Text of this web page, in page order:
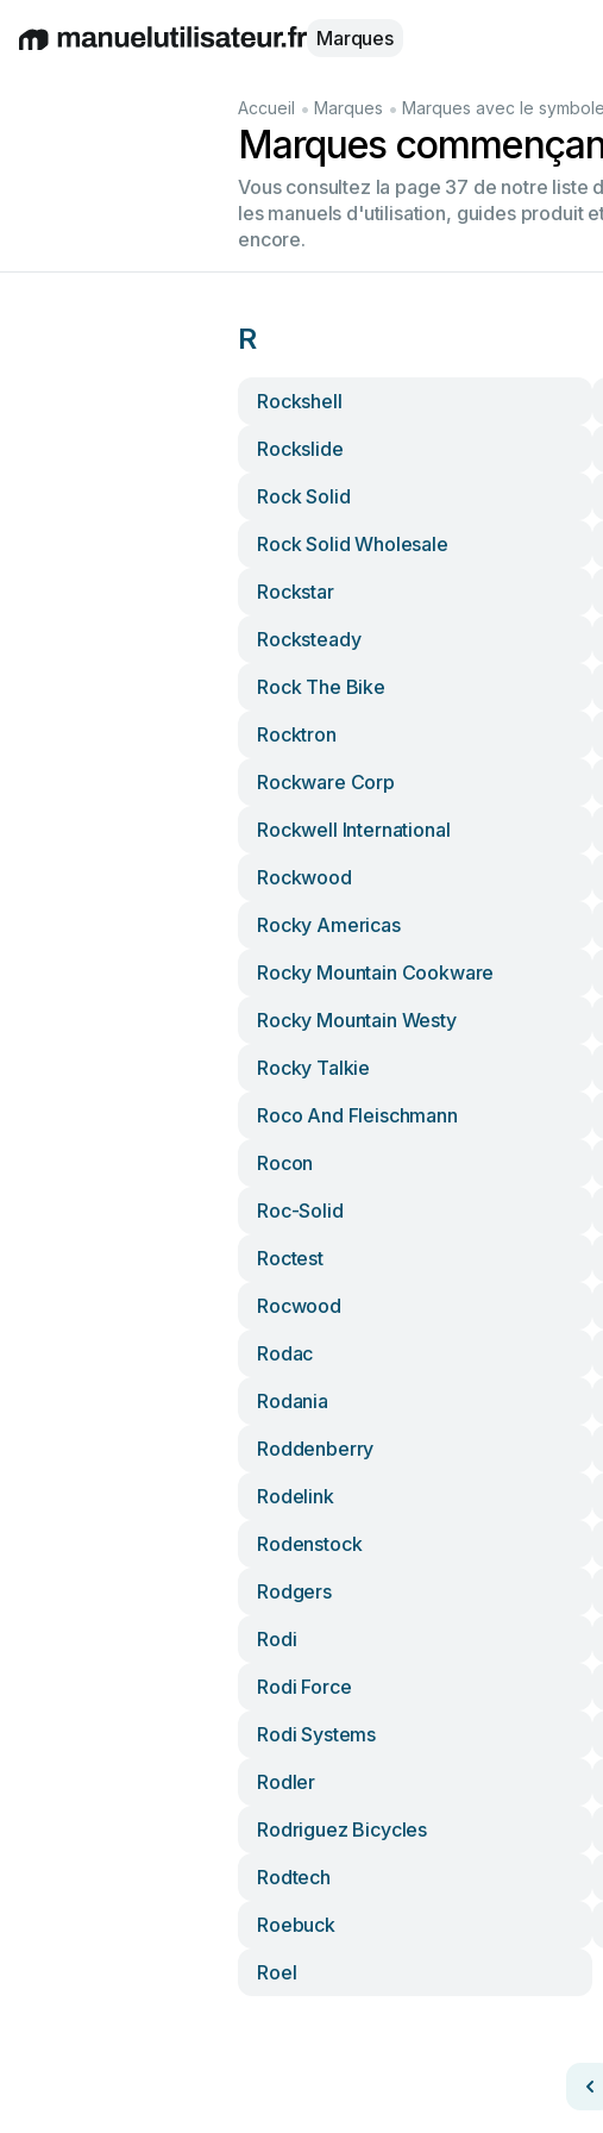
EnglishDeutschEspañolItalianoFrançais
Marques
Accueil • Marques • Marques avec le symbole
Marques
Vous consultez la page 37 de notre liste
les manuels d'utilisation, guides produit
encore.
R
Rockshell
Rockslide
Rock Solid
Rock Solid Wholesale
Rockstar
Rocksteady
Rock The Bike
Rocktron
Rockware Corp
Rockwell International
Rockwood
Rocky Americas
Rocky Mountain Cookware
Rocky Mountain Westy
Rocky Talkie
Roco And Fleischmann
Rocon
Roc-Solid
Roctest
Rocwood
Rodac
Rodania
Roddenberry
Rodelink
Rodenstock
Rodgers
Rodi
Rodi Force
Rodi Systems
Rodler
Rodriguez Bicycles
Rodtech
Roebuck
Roel